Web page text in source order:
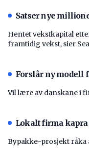
Satser nye
Hentet vekstkapital
framtidig vekst, sier
Forslår ny modell
Vil lære av danskane i
Lokalt firma
Bypakke-prosjekt råka